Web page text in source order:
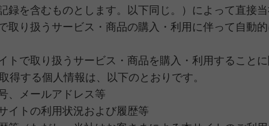
録を含むものとします。以下同じ。）によって直接
取り扱うサービス・商品の購入・利用に伴って自動
トで取り扱うサービス・商品を購入・利用すること
する個人情報は、以下のとおりです。
、メールアドレス等
イトの利用状況および履歴等